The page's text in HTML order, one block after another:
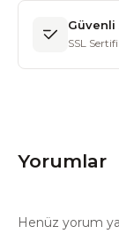
Güvenli
SSL
Yorumlar
Henüz yorum